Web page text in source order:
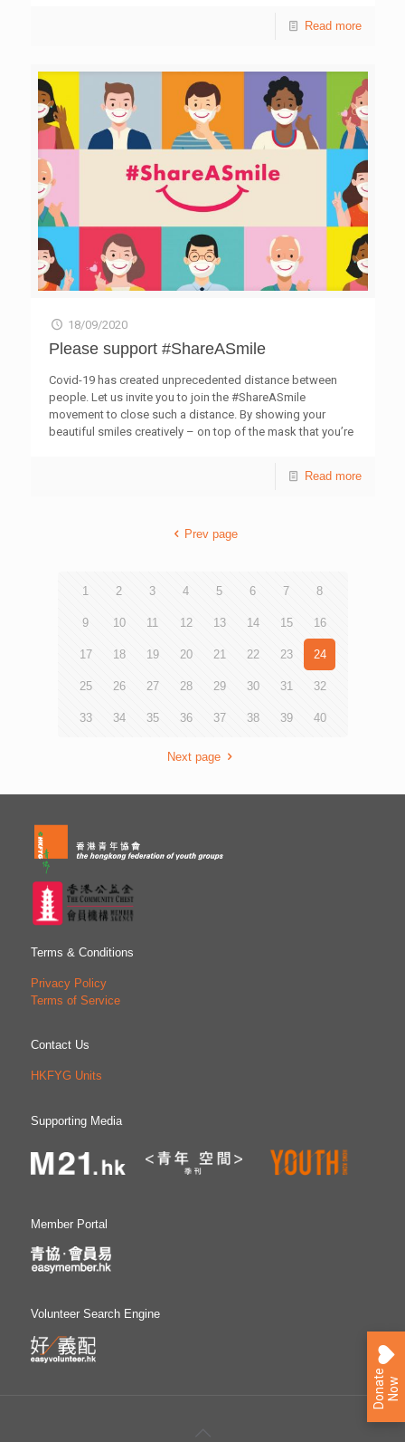
Read more
18/09/2020
Please support #ShareASmile
Covid-19 has created unprecedented distance between
people. Let us invite you to join the #ShareASmile
movement to close such a distance. By showing your
beautiful smiles creatively – on top of the mask that you’re
warmth across Hong Kong. When you #ShareASmile, a
boxes to those in need, especially the elderly.
Read more
Prev page
1 2 3 4 5 6 7 8
9 10 11 12 13 14 15 16
17 18 19 20 21 22 23 24
25 26 27 28 29 30 31 32
33 34 35 36 37 38 39 40
Next page
Terms & Conditions
Privacy Policy
Terms of Service
Contact Us
HKFYG Units
Supporting Media
Member Portal
Volunteer Search Engine
D
o
n
at
e
N
ow